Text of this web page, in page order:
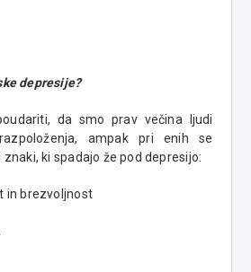
depresije?
da smo prav večina ljudi
ampak pri enih se
ki spadajo že pod depresijo:
in brezvoljnost